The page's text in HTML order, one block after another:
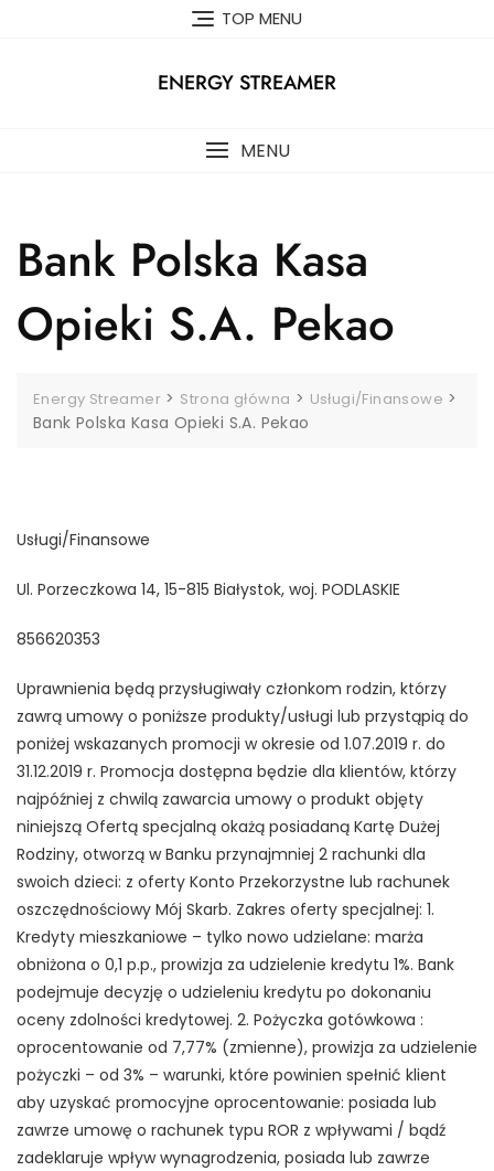
TOP MENU
ENERGY STREAMER
MENU
Bank Polska Kasa
Opieki S.A. Pekao
Energy Streamer > Strona główna > Usługi/Finansowe >
Bank Polska Kasa Opieki S.A. Pekao
Usługi/Finansowe
Ul. Porzeczkowa 14, 15-815 Białystok, woj. PODLASKIE
856620353
Uprawnienia będą przysługiwały członkom rodzin, którzy
zawrą umowy o poniższe produkty/usługi lub przystąpią do
poniżej wskazanych promocji w okresie od 1.07.2019 r. do
31.12.2019 r. Promocja dostępna będzie dla klientów, którzy
najpóźniej z chwilą zawarcia umowy o produkt objęty
niniejszą Ofertą specjalną okażą posiadaną Kartę Dużej
Rodziny, otworzą w Banku przynajmniej 2 rachunki dla
swoich dzieci: z oferty Konto Przekorzystne lub rachunek
oszczędnościowy Mój Skarb. Zakres oferty specjalnej: 1.
Kredyty mieszkaniowe – tylko nowo udzielane: marża
obniżona o 0,1 p.p., prowizja za udzielenie kredytu 1%. Bank
podejmuje decyzję o udzieleniu kredytu po dokonaniu
oceny zdolności kredytowej. 2. Pożyczka gotówkowa :
oprocentowanie od 7,77% (zmienne), prowizja za udzielenie
pożyczki – od 3% – warunki, które powinien spełnić klient
aby uzyskać promocyjne oprocentowanie: posiada lub
zawrze umowę o rachunek typu ROR z wpływami / bądź
zadeklaruje wpływ wynagrodzenia, posiada lub zawrze